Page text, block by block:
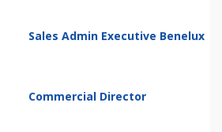
Sales Admin Executive Benelux
Commercial Director